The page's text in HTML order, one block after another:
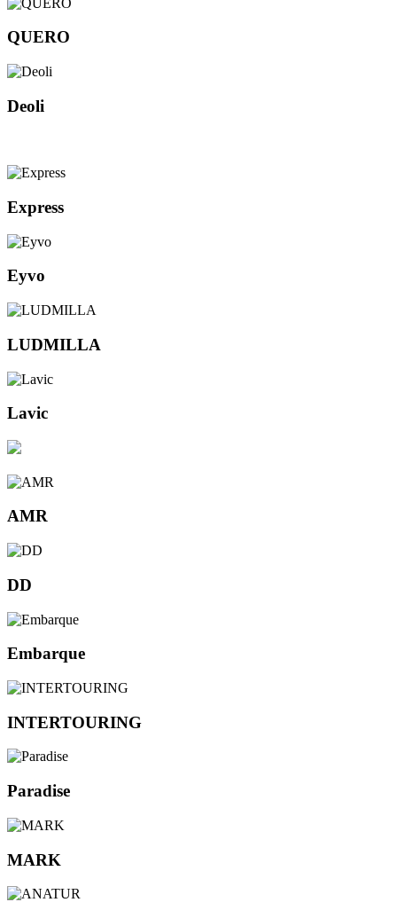
QUERO
Deoli
Express
Eyvo
LUDMILLA
Lavic
AMR
DD
Embarque
INTERTOURING
Paradise
MARK